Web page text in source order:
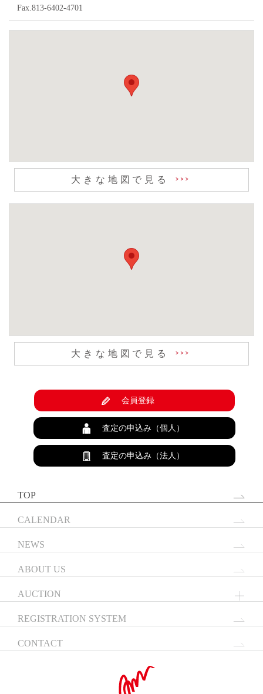
Fax.813-6402-4701
大きな地図で見る
大きな地図で見る
会員登録
査定の申込み（個人）
査定の申込み（法人）
TOP
CALENDAR
NEWS
ABOUT US
AUCTION
REGISTRATION SYSTEM
CONTACT